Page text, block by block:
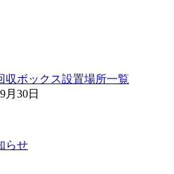
収ボックス設置場所一覧
月30日
らせ